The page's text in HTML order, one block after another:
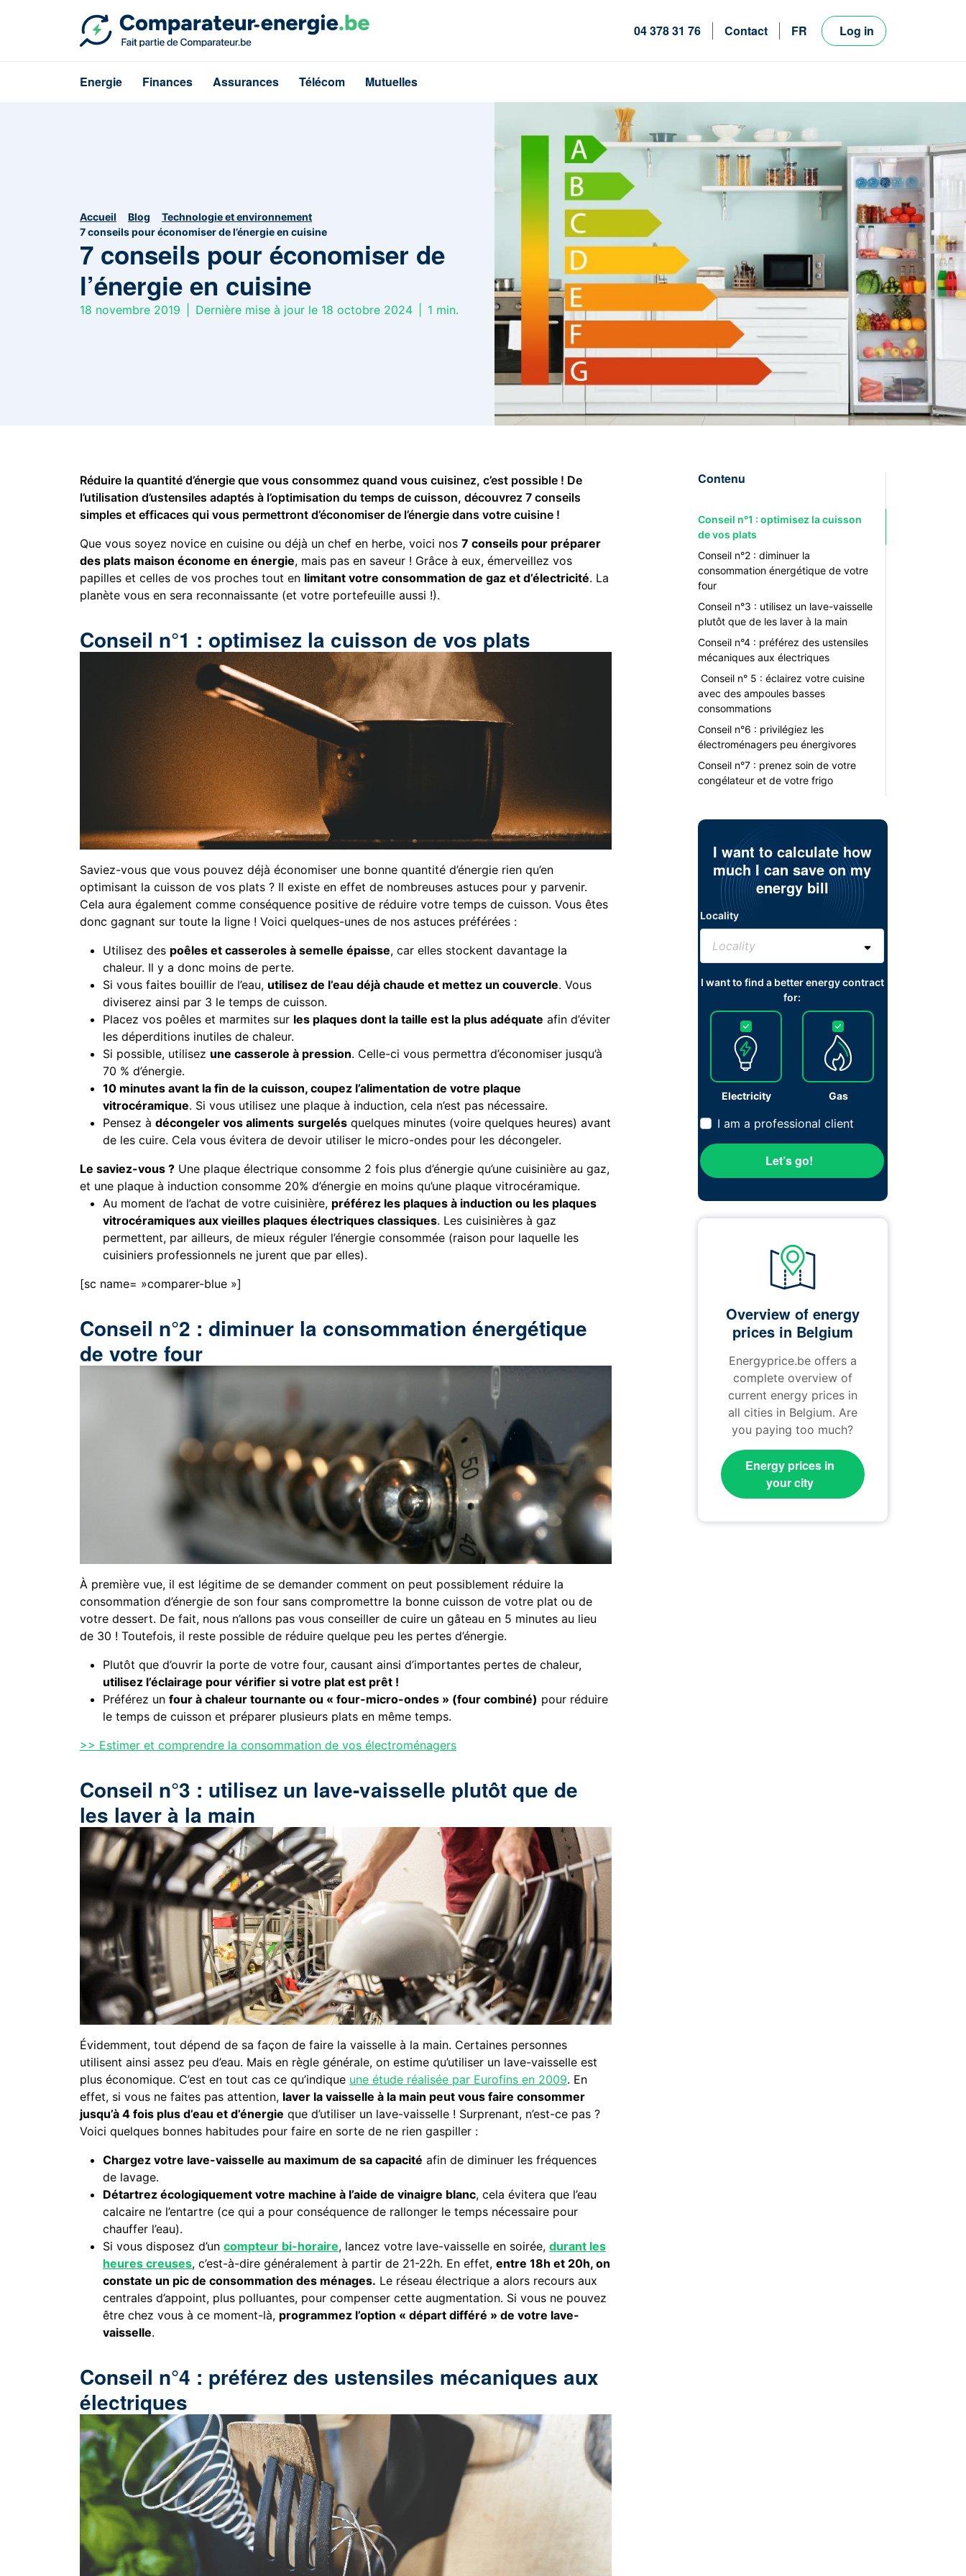
04 378 31 76 Contact
FR
Log in
Energie Finances Assurances Télécom Mutuelles
Accueil Blog
Technologie et environnement
7 conseils pour économiser de l’énergie en cuisine
7 conseils pour économiser de
l’énergie en cuisine
18 novembre 2019 Dernière mise à jour le 18 octobre 2024 1 min.
Réduire la quantité d’énergie que vous consommez quand vous cuisinez, c’est possible ! De
l’utilisation d’ustensiles adaptés à l’optimisation du temps de cuisson, découvrez 7 conseils
simples et efficaces qui vous permettront d’économiser de l’énergie dans votre cuisine !
Que vous soyez novice en cuisine ou déjà un chef en herbe, voici nos7 conseils pour préparer
des plats maison économe en énergie, mais pas en saveur ! Grâce à eux, émerveillez vos
papilles et celles de vos proches tout en limitant votre consommation de gaz et d’électricité. La
planète vous en sera reconnaissante (et votre portefeuille aussi !).
Conseil n°1 : optimisez la cuisson de vos plats
Saviez-vous que vous pouvez déjà économiser une bonne quantité d’énergie rien qu’en
optimisant la cuisson de vos plats ? Il existe en effet de nombreuses astuces pour y parvenir.
Cela aura également comme conséquence positive de réduire votre temps de cuisson. Vous êtes
donc gagnant sur toute la ligne ! Voici quelques-unes de nos astuces préférées :
Utilisez des poêles et casseroles à semelle épaisse, car elles stockent davantage la
chaleur. Il y a donc moins de perte.
Si vous faites bouillir de l’eau, utilisez de l’eau déjà chaude et mettez un couvercle. Vous
diviserez ainsi par 3 le temps de cuisson.
Placez vos poêles et marmites sur les plaques dont la taille est la plus adéquate afin d’éviter
les déperditions inutiles de chaleur.
Si possible, utilisez une casserole à pression. Celle-ci vous permettra d’économiser jusqu’à
70 % d’énergie.
10 minutes avant la fin de la cuisson, coupez l’alimentation de votre plaque
vitrocéramique. Si vous utilisez une plaque à induction, cela n’est pas nécessaire.
Pensez àdécongeler vos aliments surgelés quelques minutes (voire quelques heures) avant
de les cuire. Cela vous évitera de devoir utiliser le micro-ondes pour les décongeler.
Le saviez-vous ? Une plaque électrique consomme 2 fois plus d’énergie qu’une cuisinière au gaz,
et une plaque à induction consomme 20% d’énergie en moins qu’une plaque vitrocéramique.
Au moment de l’achat de votre cuisinière, préférez les plaques à induction ou les plaques
vitrocéramiques aux vieilles plaques électriques classiques. Les cuisinières à gaz
permettent, par ailleurs, de mieux réguler l’énergie consommée (raison pour laquelle les
cuisiniers professionnels ne jurent que par elles).
[sc name= »comparer-blue »]
Conseil n°2 : diminuer la consommation énergétique
de votre four
À première vue, il est légitime de se demander comment on peut possiblement réduire la
consommation d’énergie de son four sans compromettre la bonne cuisson de votre plat ou de
votre dessert. De fait, nous n’allons pas vous conseiller de cuire un gâteau en 5 minutes au lieu
de 30 ! Toutefois, il reste possible de réduire quelque peu les pertes d’énergie.
Plutôt que d’ouvrir la porte de votre four, causant ainsi d’importantes pertes de chaleur,
utilisez l’éclairage pour vérifier si votre plat est prêt !
Préférez unfour à chaleur tournante ou « four-micro-ondes » (four combiné) pour réduire
le temps de cuisson et préparer plusieurs plats en même temps.
>> Estimer et comprendre la consommation de vos électroménagers
Conseil n°3 : utilisez un lave-vaisselle plutôt que de
les laver à la main
Évidemment, tout dépend de sa façon de faire la vaisselle à la main. Certaines personnes
utilisent ainsi assez peu d’eau. Mais en règle générale, on estime qu’utiliser un lave-vaisselle est
plus économique. C’est en tout cas ce qu’indique une étude réalisée par Eurofins en 2009. En
effet, si vous ne faites pas attention, laver la vaisselle à la main peut vous faire consommer
jusqu’à 4 fois plus d’eau et d’énergie que d’utiliser un lave-vaisselle ! Surprenant, n’est-ce pas ?
Voici quelques bonnes habitudes pour faire en sorte de ne rien gaspiller :
Chargez votre lave-vaisselle au maximum de sa capacité afin de diminuer les fréquences
de lavage.
Détartrez écologiquement votre machine à l’aide de vinaigre blanc, cela évitera que l’eau
calcaire ne l’entartre (ce qui a pour conséquence de rallonger le temps nécessaire pour
chauffer l’eau).
Si vous disposez d’uncompteur bi-horaire, lancez votre lave-vaisselle en soirée,durant les
heures creuses, c’est-à-dire généralement à partir de 21-22h. En effet,entre 18h et 20h, on
constate un pic de consommation des ménages. Le réseau électrique a alors recours aux
centrales d’appoint, plus polluantes, pour compenser cette augmentation. Si vous ne pouvez
être chez vous à ce moment-là, programmez l’option « départ différé » de votre lave-
vaisselle.
Conseil n°4 : préférez des ustensiles mécaniques aux
électriques
Contenu
Conseil n°1 : optimisez la cuisson
de vos plats
Conseil n°2 : diminuer la
consommation énergétique de votre
four
Conseil n°3 : utilisez un lave-vaisselle
plutôt que de les laver à la main
Conseil n°4 : préférez des ustensiles
mécaniques aux électriques
Conseil n° 5 : éclairez votre cuisine
avec des ampoules basses
consommations
Conseil n°6 : privilégiez les
électroménagers peu énergivores
Conseil n°7 : prenez soin de votre
congélateur et de votre frigo
I want to calculate how
much I can save on my
energy bill
Locality
I want to find a better energy contract
for:
Electricity Gas
I am a professional client
Let’s go!
Overview of energy
prices in Belgium
Energyprice.be offers a
complete overview of
current energy prices in
all cities in Belgium. Are
you paying too much?
Energy prices in
your city